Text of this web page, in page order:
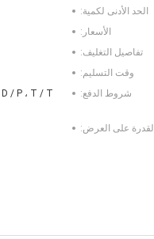
الحد الأدنى لكمية:
الأسعار:
تفاصيل التغليف:
وقت التسليم:
شروط الدفع:
القدرة على العرض: